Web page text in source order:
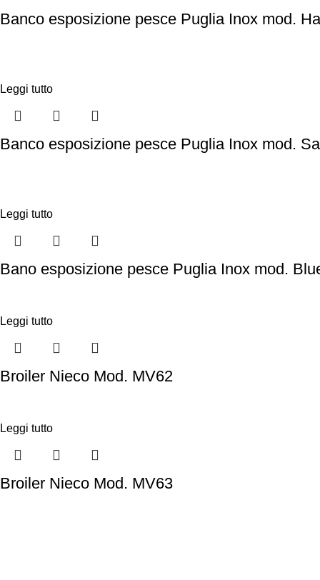
Banco esposizione pesce Puglia Inox mod.
Leggi tutto
Banco esposizione pesce Puglia Inox mod.
Leggi tutto
Bano esposizione pesce Puglia Inox mod.
Leggi tutto
Broiler Nieco Mod. MV62
Leggi tutto
Broiler Nieco Mod. MV63